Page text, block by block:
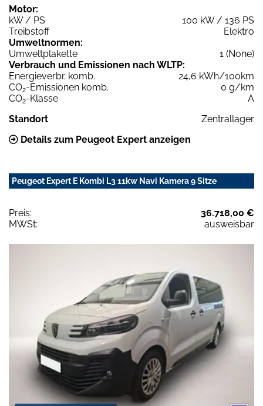
Motor:
kW / PS
100 kW / 136 PS
Treibstoff
Elektro
Umweltnormen:
Umweltplakette
1 (None)
Verbrauch und Emissionen nach WLTP:
Energieverbr. komb.
24,6 kWh/100km
CO2-Emissionen komb.
0 g/km
CO2-Klasse
A
Standort
Zentrallager
Details zum Peugeot Expert anzeigen
Peugeot Expert E Kombi L3 11kw Navi Kamera 9 Sitze
Preis:
36.718,00 €
MWSt:
ausweisbar